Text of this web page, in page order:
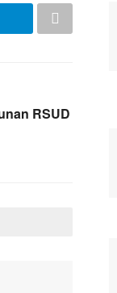
RSUD